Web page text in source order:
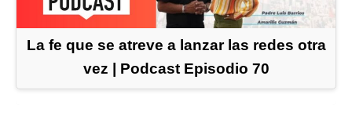
La fe que se atreve a lanzar las redes otra
vez | Podcast Episodio 70